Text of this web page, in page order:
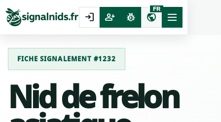
login person_add pest_control public
FR
FICHE SIGNALEMENT #1232
Nid de frelon